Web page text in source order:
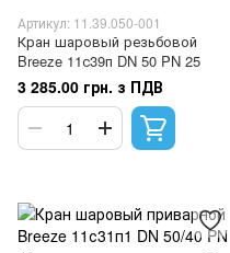
Артикул: 11.39.050-001
Кран шаровый резьбовой
Breeze 11с39п DN 50 PN 25
3 285.00 грн. з ПДВ